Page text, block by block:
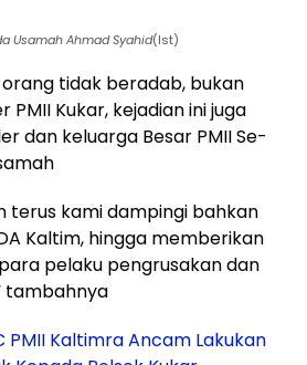
Usamah Ahmad Syahid(Ist)
tidak beradab, bukan
PMII Kukar, kejadian ini juga
dan keluarga Besar PMII Se-
terus kami dampingi bahkan
Kaltim, hingga memberikan
pelaku pengrusakan dan
tambahnya
PMII Kaltimra Ancam Lakukan